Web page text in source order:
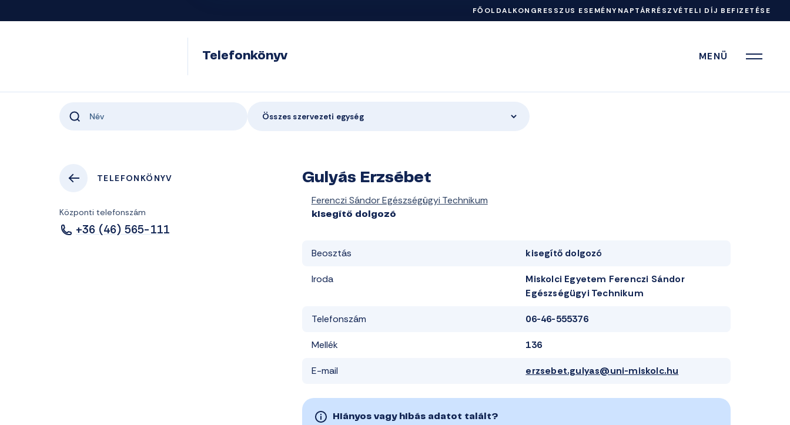
FŐOLDALKONGRESSZUS ESEMÉNYNAPTÁRRÉSZVÉTELI DÍJ BEFIZETÉSE
Telefonkönyv MENÜ
Összes szervezeti egység
TELEFONKÖNYV
Központi telefonszám
+36 (46) 565-111
Gulyás Erzsébet
Ferenczi Sándor Egészségügyi Technikum
kisegítő dolgozó
Beosztás kisegítő dolgozó
Iroda
Miskolci Egyetem Ferenczi Sándor
Egészségügyi Technikum
Telefonszám 06-46-555376
Mellék 136
E-mail erzsebet.gulyas@uni-miskolc.hu
Hiányos vagy hibás adatot talált?